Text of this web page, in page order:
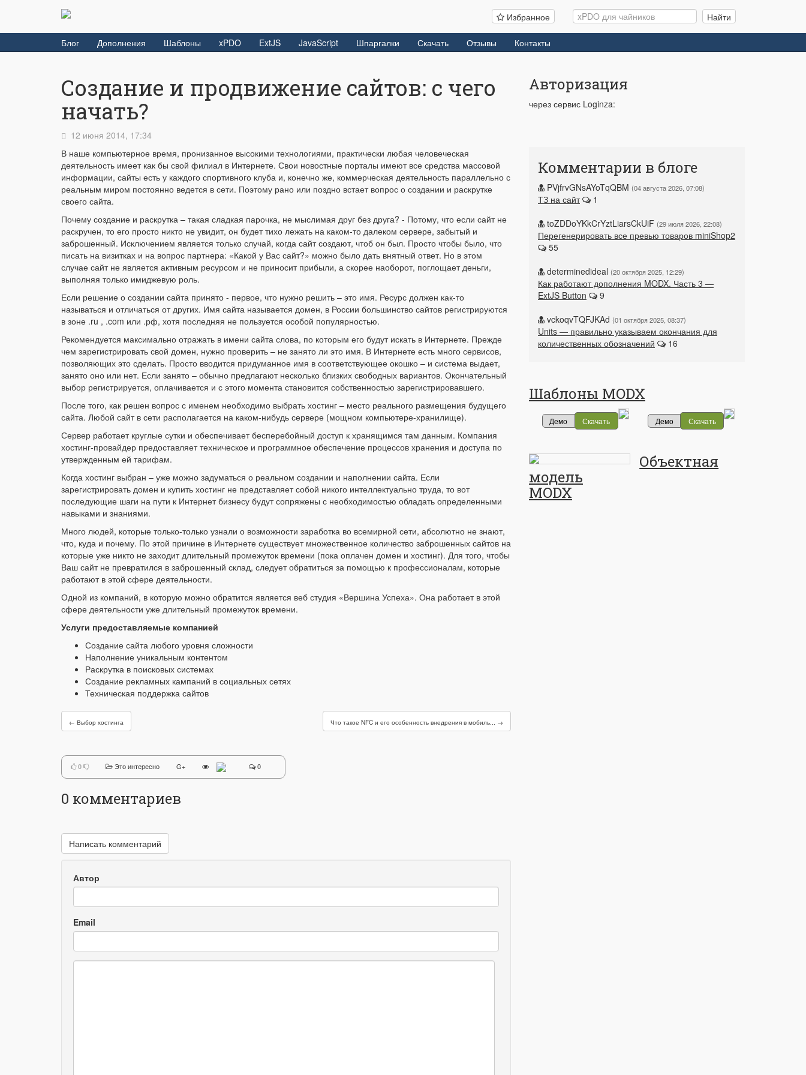
Поиск Найти
Избранное
Блог Дополнения Шаблоны xPDO ExtJS JavaScript Шпаргалки Скачать Отзывы Контакты
Создание и продвижение сайтов: с чего
начать?
12 июня 2014, 17:34
В наше компьютерное время, пронизанное высокими технологиями, практически любая человеческая
деятельность имеет как бы свой филиал в Интернете. Свои новостные порталы имеют все средства массовой
информации, сайты есть у каждого спортивного клуба и, конечно же, коммерческая деятельность параллельно с
реальным миром постоянно ведется в сети. Поэтому рано или поздно встает вопрос о создании и раскрутке
своего сайта.
Почему создание и раскрутка – такая сладкая парочка, не мыслимая друг без друга? - Потому, что если сайт не
раскручен, то его просто никто не увидит, он будет тихо лежать на каком-то далеком сервере, забытый и
заброшенный. Исключением является только случай, когда сайт создают, чтоб он был. Просто чтобы было, что
писать на визитках и на вопрос партнера: «Какой у Вас сайт?» можно было дать внятный ответ. Но в этом
случае сайт не является активным ресурсом и не приносит прибыли, а скорее наоборот, поглощает деньги,
выполняя только имиджевую роль.
Если решение о создании сайта принято - первое, что нужно решить – это имя. Ресурс должен как-то
называться и отличаться от других. Имя сайта называется домен, в России большинство сайтов регистрируются
в зоне .ru , .com или .рф, хотя последняя не пользуется особой популярностью.
Рекомендуется максимально отражать в имени сайта слова, по которым его будут искать в Интернете. Прежде
чем зарегистрировать свой домен, нужно проверить – не занято ли это имя. В Интернете есть много сервисов,
позволяющих это сделать. Просто вводится придуманное имя в соответствующее окошко – и система выдает,
занято оно или нет. Если занято – обычно предлагают несколько близких свободных вариантов. Окончательный
выбор регистрируется, оплачивается и с этого момента становится собственностью зарегистрировавшего.
После того, как решен вопрос с именем необходимо выбрать хостинг – место реального размещения будущего
сайта. Любой сайт в сети располагается на каком-нибудь сервере (мощном компьютере-хранилище).
Сервер работает круглые сутки и обеспечивает бесперебойный доступ к хранящимся там данным. Компания
хостинг-провайдер предоставляет техническое и программное обеспечение процессов хранения и доступа по
утвержденным ей тарифам.
Когда хостинг выбран – уже можно задуматься о реальном создании и наполнении сайта. Если
зарегистрировать домен и купить хостинг не представляет собой никого интеллектуально труда, то вот
последующие шаги на пути к Интернет бизнесу будут сопряжены с необходимостью обладать определенными
навыками и знаниями.
Много людей, которые только-только узнали о возможности заработка во всемирной сети, абсолютно не знают,
что, куда и почему. По этой причине в Интернете существует множественное количество заброшенных сайтов на
которые уже никто не заходит длительный промежуток времени (пока оплачен домен и хостинг). Для того, чтобы
Ваш сайт не превратился в заброшенный склад, следует обратиться за помощью к профессионалам, которые
работают в этой сфере деятельности.
Одной из компаний, в которую можно обратится является веб студия «Вершина Успеха». Она работает в этой
сфере деятельности уже длительный промежуток времени.
Услуги предоставляемые компанией
Создание сайта любого уровня сложности
Наполнение уникальным контентом
Раскрутка в поисковых системах
Создание рекламных кампаний в социальных сетях
Техническая поддержка сайтов
← Выбор хостинга Что такое NFC и его особенность внедрения в мобиль... →
0 Это интересно G+ 0
0 комментариев
Написать комментарий
Автор
Email
Авторизация
через сервис Loginza:
Комментарии в блоге
PVjfrvGNsAYoTqQBM 04 августа 2026, 07:08
ТЗ на сайт
1
toZDDoYKkCrYztLiarsCkUiF 29 июля 2026, 22:08
Перегенерировать все превью товаров miniShop2
55
determinedideal 20 октября 2025, 12:29
Как работают дополнения MODX. Часть 3 —
ExtJS Button
9
vckoqvTQFJKAd 01 октября 2025, 08:37
Units — правильно указываем окончания для
количественных обозначений
16
Шаблоны MODX
Демо Скачать Демо Скачать
Объектная
модель
MODX